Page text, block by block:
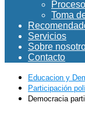
Toma
Servicios
Sobre
Contacto
Educacion y
Participación
Democracia